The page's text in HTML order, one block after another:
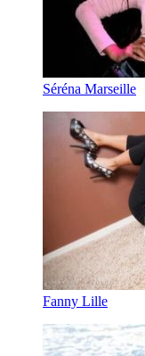
Séréna Marseille
Fanny Lille